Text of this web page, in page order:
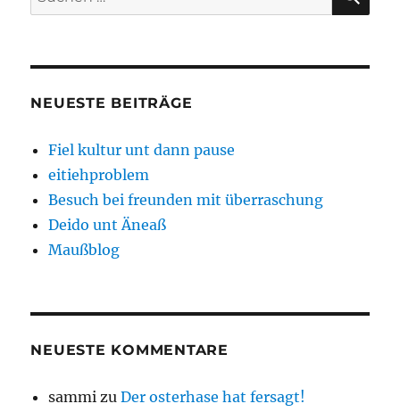
nach:
NEUESTE BEITRÄGE
Fiel kultur unt dann pause
eitiehproblem
Besuch bei freunden mit überraschung
Deido unt Äneaß
Maußblog
NEUESTE KOMMENTARE
sammi zuDer osterhase hat fersagt!